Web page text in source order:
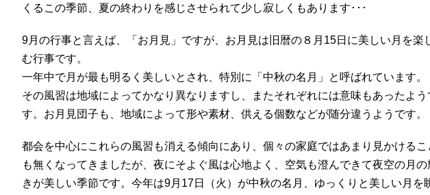
くるこの季節、夏の終わりを感じさせられて少し寂しくもあります･･･
9月の行事と言えば、「お月見」ですが、お月見は旧暦の８月15日に美しい月を楽
む行事です。
一年中で月が最も明るく美しいとされ、特別に「中秋の名月」と呼ばれています。
その風習は地域によってかなり異なりますし、またそれぞれには意味もあったよう
す。お月見団子も、地域によって形や素材、供える個数などが随分違うようです。
都会を中心にこれらの風習も消える傾向にあり、個々の家庭ではあまり見かけるこ
も無くなってきましたが、夜にそよぐ風は心地よく、空気も澄んできて夜空の月の
きが美しい季節です。今年は9月17日（火）が中秋の名月、ゆっくりと美しい月